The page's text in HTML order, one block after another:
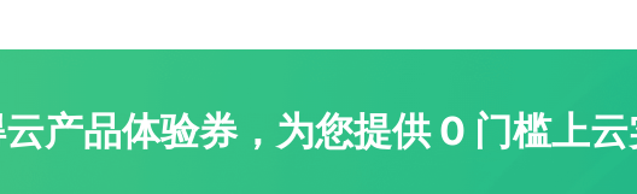
产品体验券，为您提供 0 门槛上云